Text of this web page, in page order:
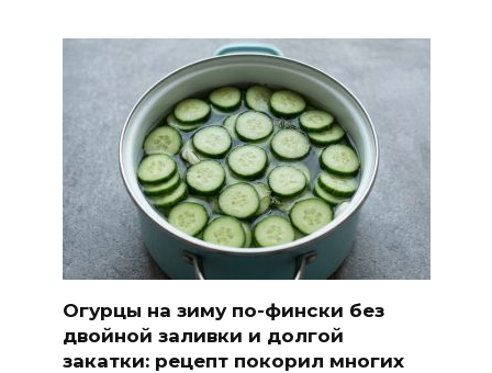
Огурцы на зиму по-фински без
двойной заливки и долгой
закатки: рецепт покорил многих